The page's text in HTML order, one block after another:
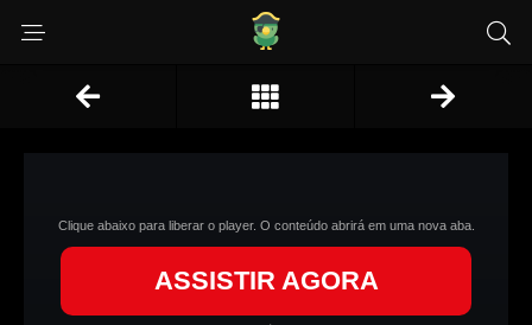
Clique abaixo para liberar o player. O conteúdo abrirá em uma nova aba.
ASSISTIR AGORA